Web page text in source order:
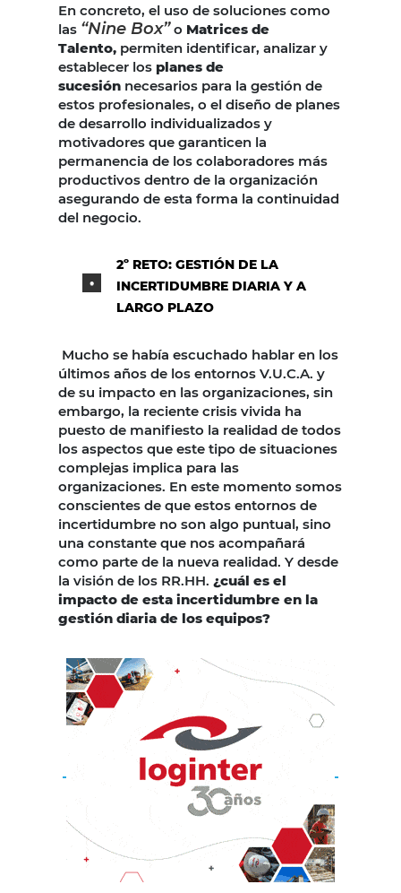
En concreto, el uso de soluciones como
las “Nine Box”o Matrices de
Talento, permiten identificar, analizar y
establecer los planes de
sucesión necesarios para la gestión de
estos profesionales, o el diseño de planes
de desarrollo individualizados y
motivadores que garanticen la
permanencia de los colaboradores más
productivos dentro de la organización
asegurando de esta forma la continuidad
del negocio.
2º RETO: GESTIÓN DE LA
INCERTIDUMBRE DIARIA Y A
LARGO PLAZO
Mucho se había escuchado hablar en los
últimos años de los entornos V.U.C.A. y
de su impacto en las organizaciones, sin
embargo, la reciente crisis vivida ha
puesto de manifiesto la realidad de todos
los aspectos que este tipo de situaciones
complejas implica para las
organizaciones. En este momento somos
conscientes de que estos entornos de
incertidumbre no son algo puntual, sino
una constante que nos acompañará
como parte de la nueva realidad. Y desde
la visión de los RR.HH. ¿cuál es el
impacto de esta incertidumbre en la
gestión diaria de los equipos?